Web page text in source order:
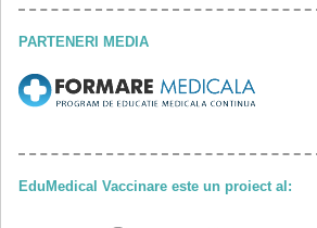
PARTENERI MEDIA
EduMedical Vaccinare este un proiect al: